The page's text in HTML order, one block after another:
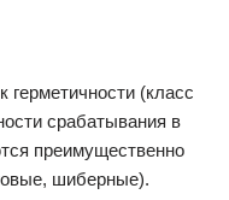
(класс
срабатывания в
преимущественно
шиберные).